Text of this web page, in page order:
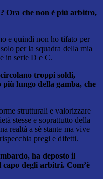
Ora che non è più arbitro,
e quindi non ho tifato per
per la squadra della mia
in serie D e C.
troppi soldi,
più lungo della gamba, che
strutturali e valorizzare
stesse e soprattutto della
realtà a sè stante ma vive
pregi e difetti.
ha deposto il
degli arbitri. Com’è